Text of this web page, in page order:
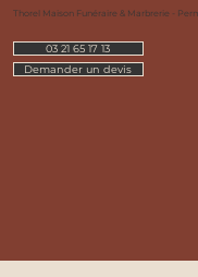
Thorel Maison Funéraire & Marbrerie -
03 21 65 17 13
Demander un devis